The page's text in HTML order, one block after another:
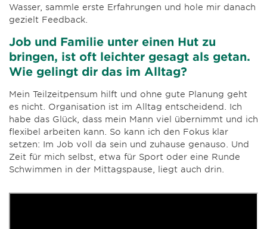
Wasser, sammle erste Erfahrungen und hole mir danach
gezielt Feedback.
Job und Familie unter einen Hut zu
bringen, ist oft leichter gesagt als getan.
Wie gelingt dir das im Alltag?
Mein Teilzeitpensum hilft und ohne gute Planung geht
es nicht. Organisation ist im Alltag entscheidend. Ich
habe das Glück, dass mein Mann viel übernimmt und ich
flexibel arbeiten kann. So kann ich den Fokus klar
setzen: Im Job voll da sein und zuhause genauso. Und
Zeit für mich selbst, etwa für Sport oder eine Runde
Schwimmen in der Mittagspause, liegt auch drin.